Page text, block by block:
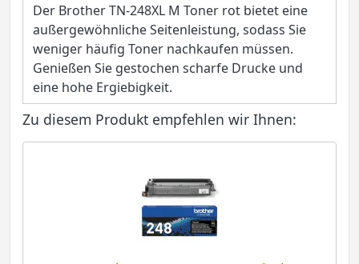
Der Brother TN-248XL M Toner rot bietet eine
außergewöhnliche Seitenleistung, sodass Sie
weniger häufig Toner nachkaufen müssen.
Genießen Sie gestochen scharfe Drucke und
eine hohe Ergiebigkeit.
Zu diesem Produkt empfehlen wir Ihnen: